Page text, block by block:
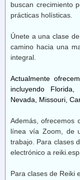
buscan crecimiento
prácticas holísticas.
Únete a una clase
camino hacia una
integral.
Actualmente
incluyendo Florida,
Nevada, Missouri,
Además, ofrecemos
línea vía Zoom, de
trabajo. Para clases
electrónico a
Para clases de Reiki